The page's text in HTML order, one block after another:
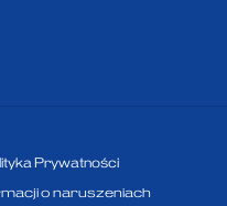
Prywatności
o naruszeniach